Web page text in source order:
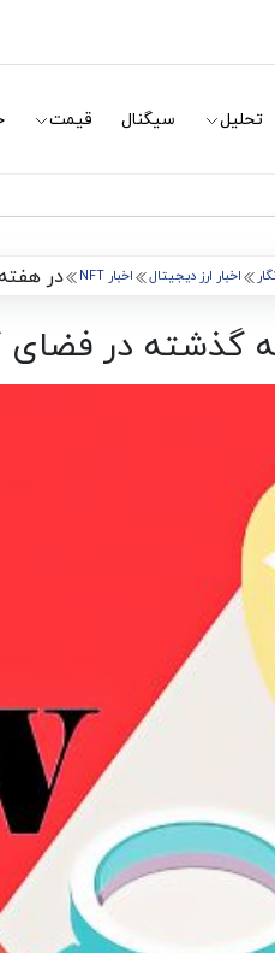
تحلیل سیگنال قیمت
اخبار ارز دیجیتال اخبار NFT در
گذشته در فضای